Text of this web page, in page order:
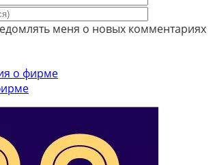
меня о новых комментариях
о фирме